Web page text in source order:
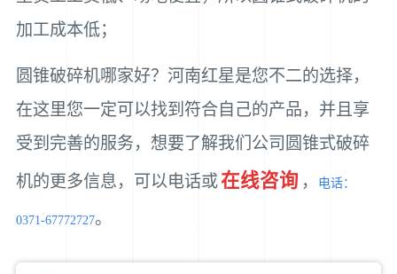
加工成本低；
圆锥破碎机哪家好？河南红星是您不二的选择，
在这里您一定可以找到符合自己的产品，并且享
受到完善的服务，想要了解我们公司圆锥式破碎
机的更多信息，可以电话或在线咨询 ， 电话：
0371-67772727。